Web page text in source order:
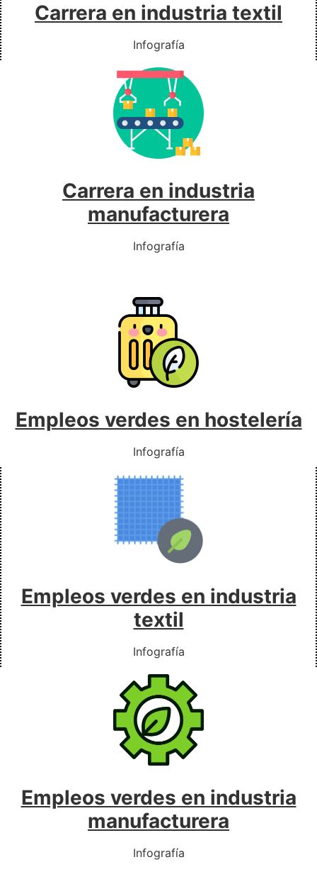
Carrera en industria textil
Infografía
Carrera en industria
manufacturera
Infografía
Empleos verdes en hostelería
Infografía
Empleos verdes en industria
textil
Infografía
Empleos verdes en industria
manufacturera
Infografía